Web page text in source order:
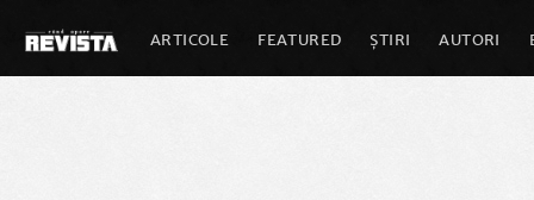
ARTICOLE FEATURED ȘTIRI AUTORI